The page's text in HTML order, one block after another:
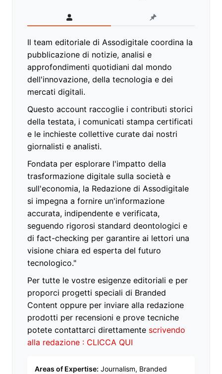
Il team editoriale di Assodigitale coordina la
pubblicazione di notizie, analisi e
approfondimenti quotidiani dal mondo
dell'innovazione, della tecnologia e dei
mercati digitali.
Questo account raccoglie i contributi storici
della testata, i comunicati stampa certificati
e le inchieste collettive curate dai nostri
giornalisti e analisti.
Fondata per esplorare l'impatto della
trasformazione digitale sulla società e
sull'economia, la Redazione di Assodigitale
si impegna a fornire un'informazione
accurata, indipendente e verificata,
seguendo rigorosi standard deontologici e
di fact-checking per garantire ai lettori una
visione chiara ed esperta del futuro
tecnologico."
Per tutte le vostre esigenze editoriali e per
proporci progetti speciali di Branded
Content oppure per inviare alla redazione
prodotti per recensioni e prove tecniche
potete contattarci direttamente scrivendo
alla redazione : CLICCA QUI
Areas of Expertise: Journalism, Branded